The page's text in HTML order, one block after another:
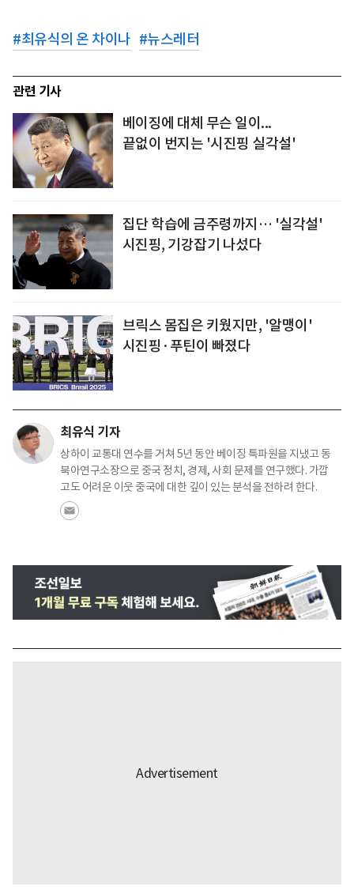
#최유식의 온 차이나 #뉴스레터
관련 기사
베이징에 대체 무슨 일이...
끝없이 번지는 '시진핑 실각설'
집단 학습에 금주령까지… '실각설'
시진핑, 기강잡기 나섰다
브릭스 몸집은 키웠지만, '알맹이'
시진핑·푸틴이 빠졌다
최유식 기자
상하이 교통대 연수를 거쳐 5년 동안 베이징 특파원을 지냈고 동
북아연구소장으로 중국 정치, 경제, 사회 문제를 연구했다. 가깝
고도 어려운 이웃 중국에 대한 깊이 있는 분석을 전하려 한다.